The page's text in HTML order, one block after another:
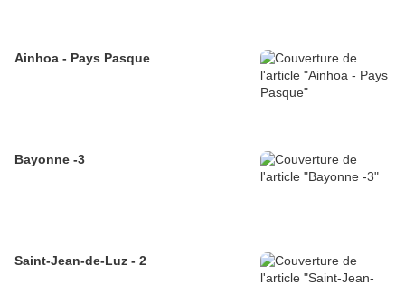
Ainhoa - Pays Pasque
Bayonne -3
Saint-Jean-de-Luz - 2